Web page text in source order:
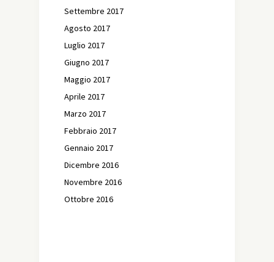
Settembre 2017
Agosto 2017
Luglio 2017
Giugno 2017
Maggio 2017
Aprile 2017
Marzo 2017
Febbraio 2017
Gennaio 2017
Dicembre 2016
Novembre 2016
Ottobre 2016